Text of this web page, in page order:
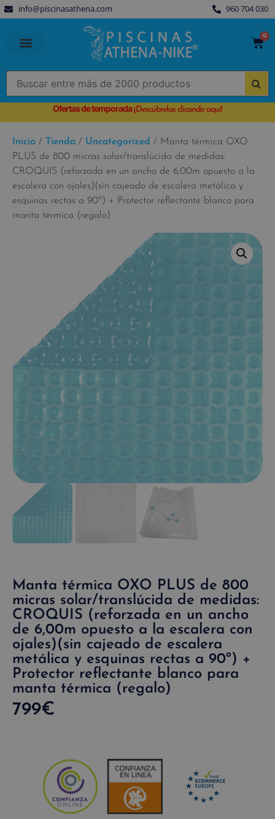
info@piscinasathena.com 960 704 030
0
Ofertas de temporada¡Descúbrelas clicando aquí!
Inicio / Tienda / Uncategorized / Manta térmica OXO
PLUS de 800 micras solar/translúcida de medidas:
CROQUIS (reforzada en un ancho de 6,00m opuesto a la
escalera con ojales)(sin cajeado de escalera metálica y
esquinas rectas a 90º) + Protector reflectante blanco para
manta térmica (regalo)
Manta térmica OXO PLUS de 800
micras solar/translúcida de medidas:
CROQUIS (reforzada en un ancho
de 6,00m opuesto a la escalera con
ojales)(sin cajeado de escalera
metálica y esquinas rectas a 90º) +
Protector reflectante blanco para
manta térmica (regalo)
799€